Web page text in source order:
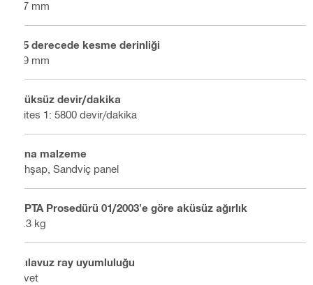
67 mm
45 derecede kesme derinliği
49 mm
Yüksüz devir/dakika
Vites 1: 5800 devir/dakika
Ana malzeme
Ahşap, Sandviç panel
EPTA Prosedürü 01/2003'e göre aküsüz ağırlık
5.3 kg
Kılavuz ray uyumluluğu
Evet